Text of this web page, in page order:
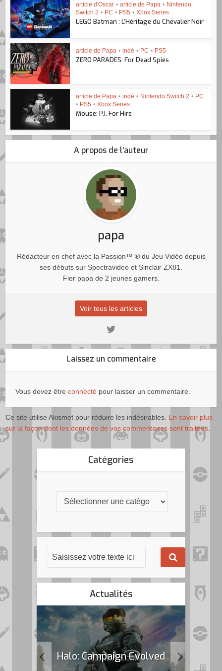
article d'Oscar • article de Papa • Nintendo
Switch 2 • PC • PS5 • Xbox Series
LEGO Batman : L’Héritage du Chevalier Noir
article de Papa • indé • PC • PS5
ZERO PARADES: For Dead Spies
article de Papa • indé • Nintendo Switch 2 • PC
• PS5 • Xbox Series
Mouse: P.I. For Hire
A propos de l'auteur
papa
Rédacteur en chef avec la Passion™ ® du Jeu Vidéo depuis
ses débuts sur Spectravideo et Sinclair ZX81.
Fier papa de 2 jeunes gamers.
Voir tous les articles
Laissez un commentaire
Vous devez êtreconnecté pour laisser un commentaire.
Ce site utilise Akismet pour réduire les indésirables. En savoir plus
sur la façon dont les données de vos commentaires sont traitées.
Catégories
Actualités
Halo: Campaign Evolved